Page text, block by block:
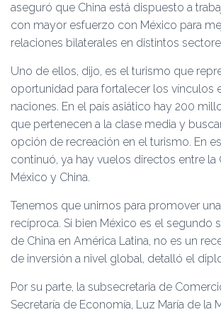
aseguró que China está dispuesto a
con mayor esfuerzo con México para
relaciones bilaterales en distintos
Uno de ellos, dijo, es el turismo que
oportunidad para fortalecer los vínculos
naciones. En el país asiático hay 200
que pertenecen a la clase media y
opción de recreación en el turismo. En
continuó, ya hay vuelos directos entre la
México y China.
Tenemos que unirnos para promover
recíproca. Si bien México es el segundo
de China en América Latina, no es un
de inversión a nivel global, detalló el
Por su parte, la subsecretaria de
Secretaría de Economía, Luz María de la